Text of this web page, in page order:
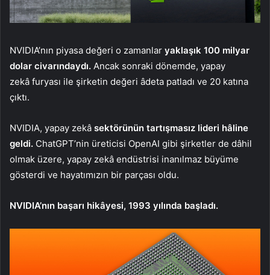
NVIDIA’nın piyasa değeri o zamanlar yaklaşık 100 milyar
dolar civarındaydı. Ancak sonraki dönemde, yapay
zekâ furyası ile şirketin değeri âdeta patladı ve 20 katına
çıktı.
NVIDIA, yapay zekâ sektörünün tartışmasız lideri hâline
geldi. ChatGPT’nin üreticisi OpenAI gibi şirketler de dâhil
olmak üzere, yapay zekâ endüstrisi inanılmaz büyüme
gösterdi ve hayatımızın bir parçası oldu.
NVIDIA’nın başarı hikâyesi, 1993 yılında başladı.